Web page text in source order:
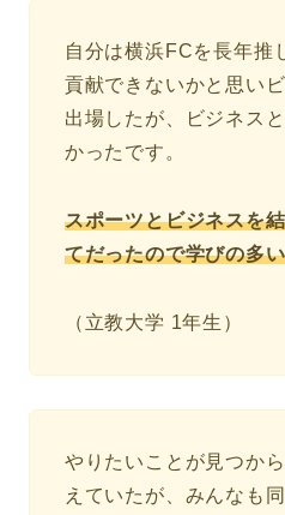
自分は横浜FCを長年推
貢献できないかと思い
出場したが、ビジネス
かったです。
スポーツとビジネスを
てだったので学びの多
（立教大学 1年生）
やりたいことが見つか
えていたが、みんなも